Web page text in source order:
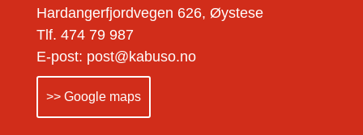
Hardangerfjordvegen 626, Øystese
Tlf. 474 79 987
E-post: post@kabuso.no
>> Google maps